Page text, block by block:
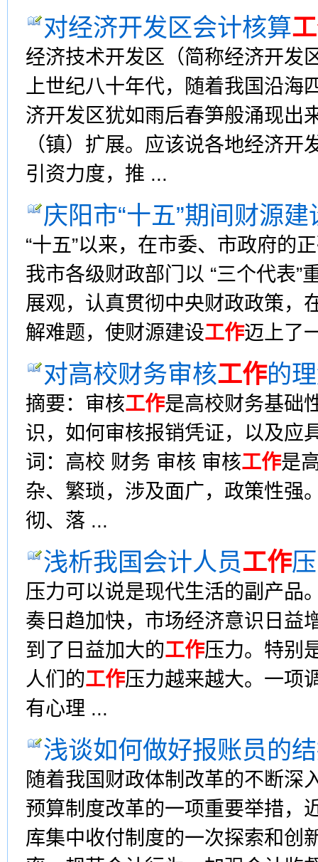
对经济开发区会计核算
经济技术开发区（简称经济开发
上世纪八十年代，随着我国沿
济开发区犹如雨后春笋般涌现出
（镇）扩展。应该说各地经济
引资力度，推 ...
庆阳市“十五”期间财源建
“十五”以来，在市委、市政府的
我市各级财政部门以 “三个代表
展观，认真贯彻中央财政政策，
解难题，使财源建设工作迈上了
对高校财务审核工作的
摘要：审核工作是高校财务基础
识，如何审核报销凭证，以及应
词：高校 财务 审核 审核工作是
杂、繁琐，涉及面广，政策性强
彻、落 ...
浅析我国会计人员工作
压力可以说是现代生活的副产品
奏日趋加快，市场经济意识日益
到了日益加大的工作压力。特别
人们的工作压力越来越大。一项
有心理 ...
浅谈如何做好报账员的
随着我国财政体制改革的不断深
预算制度改革的一项重要举措，
库集中收付制度的一次探索和创